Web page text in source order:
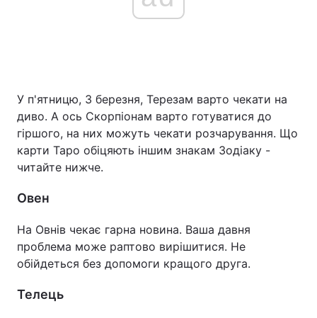
У п'ятницю, 3 березня, Терезам варто чекати на
диво. А ось Скорпіонам варто готуватися до
гіршого, на них можуть чекати розчарування. Що
карти Таро обіцяють іншим знакам Зодіаку -
читайте нижче.
Овен
На Овнів чекає гарна новина. Ваша давня
проблема може раптово вирішитися. Не
обійдеться без допомоги кращого друга.
Телець